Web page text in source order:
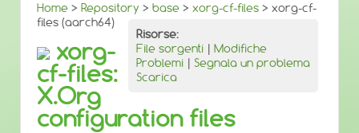
Home > Repository > base > xorg-cf-files > xorg-cf-
files (aarch64)
Risorse:
File sorgenti | Modifiche
Problemi | Segnala un problema
Scarica
xorg-
cf-files:
X.Org
configuration files